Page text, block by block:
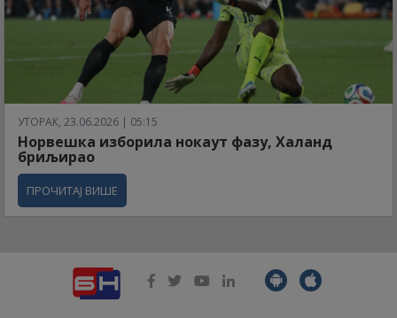
УТОРАК, 23.06.2026 | 05:15
Норвешка изборила нокаут фазу, Халанд
бриљирао
ПРОЧИТАЈ ВИШЕ